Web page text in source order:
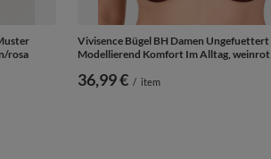
rosa
Vivisence Bügel BH Damen Ungefuettert
Modellierend Komfort Im Alltag, weinrot
36,99 € / item